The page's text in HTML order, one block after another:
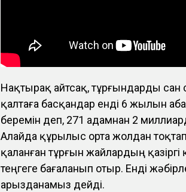
Нақтырақ айтсақ, тұрғындарды
қалтаға басқандар енді 6 жылын
беремін деп, 271 адамнан 2
Алайда құрылыс орта жолдан
қаланған тұрғын жайлардың
теңгеге бағаланып отыр. Енді
арызданамыз дейді.